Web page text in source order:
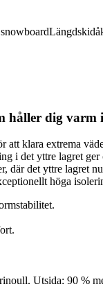
håller dig varm
att klara extrema
i det yttre lagret
där det yttre lagret
höga
Utsida: 90 %